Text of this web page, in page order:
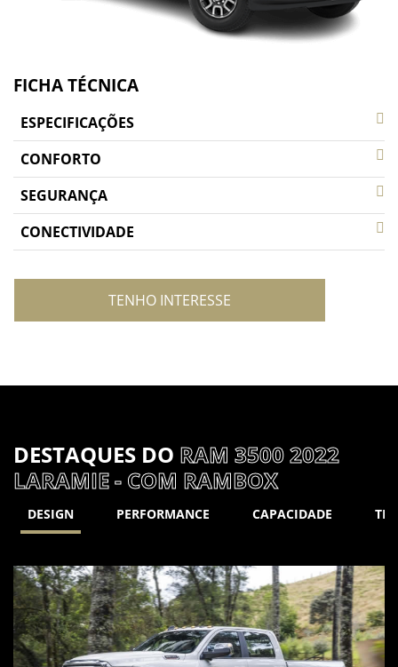
FICHA TÉCNICA
ESPECIFICAÇÕES
CONFORTO
SEGURANÇA
CONECTIVIDADE
TENHO INTERESSE
DESTAQUES DO RAM 3500 2022
LARAMIE - COM RAMBOX
DESIGN PERFORMANCE CAPACIDADE